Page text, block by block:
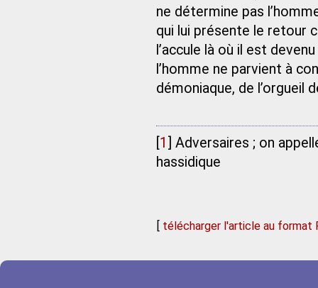
ne détermine pas
qui lui présente le retour
l’accule là où il est
l’homme ne parvient à
démoniaque, de l’orgueil
1
Adversaires ; on
hassidique
[ télécharger l'article au format